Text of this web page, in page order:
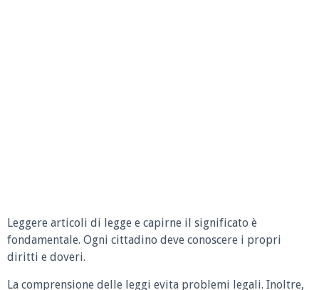
Leggere articoli di legge e capirne il significato è
fondamentale. Ogni cittadino deve conoscere i propri
diritti e doveri.
La comprensione delle leggi evita problemi legali. Inoltre,